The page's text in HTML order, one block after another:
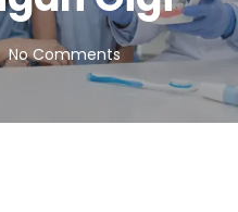
No Comments